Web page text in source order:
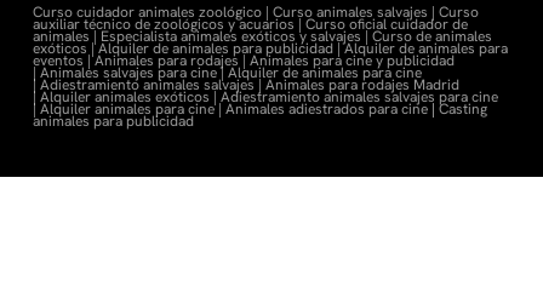
Curso cuidador animales zoológico | Curso animales salvajes | Curso
auxiliar técnico de zoológicos y acuarios | Curso oficial cuidador de
animales | Especialista animales exóticos y salvajes | Curso de animales
exóticos |Alquiler de animales para publicidad |Alquiler de animales para
eventos |Animales para rodajes | Animales para cine y publicidad
| Animales salvajes para cine | Alquiler de animales para cine
| Adiestramiento animales salvajes | Animales para rodajes Madrid
| Alquiler animales exóticos | Adiestramiento animales salvajes para cine
| Alquiler animales para cine | Animales adiestrados para cine| Casting
animales para publicidad